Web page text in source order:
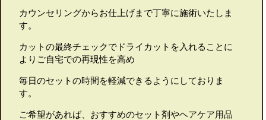
カウンセリングからお仕上げまで丁寧に施術いたしま
す。
カットの最終チェックでドライカットを入れることに
よりご自宅での再現性を高め
毎日のセットの時間を軽減できるようにしておりま
す。
ご希望があれば、おすすめのセット剤やヘアケア用品